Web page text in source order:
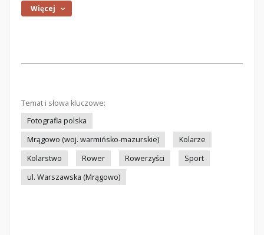
Więcej
Temat i słowa kluczowe:
Fotografia polska
Mrągowo (woj. warmińsko-mazurskie)
Kolarze
Kolarstwo
Rower Rowerzyści
Sport
ul. Warszawska (Mrągowo)